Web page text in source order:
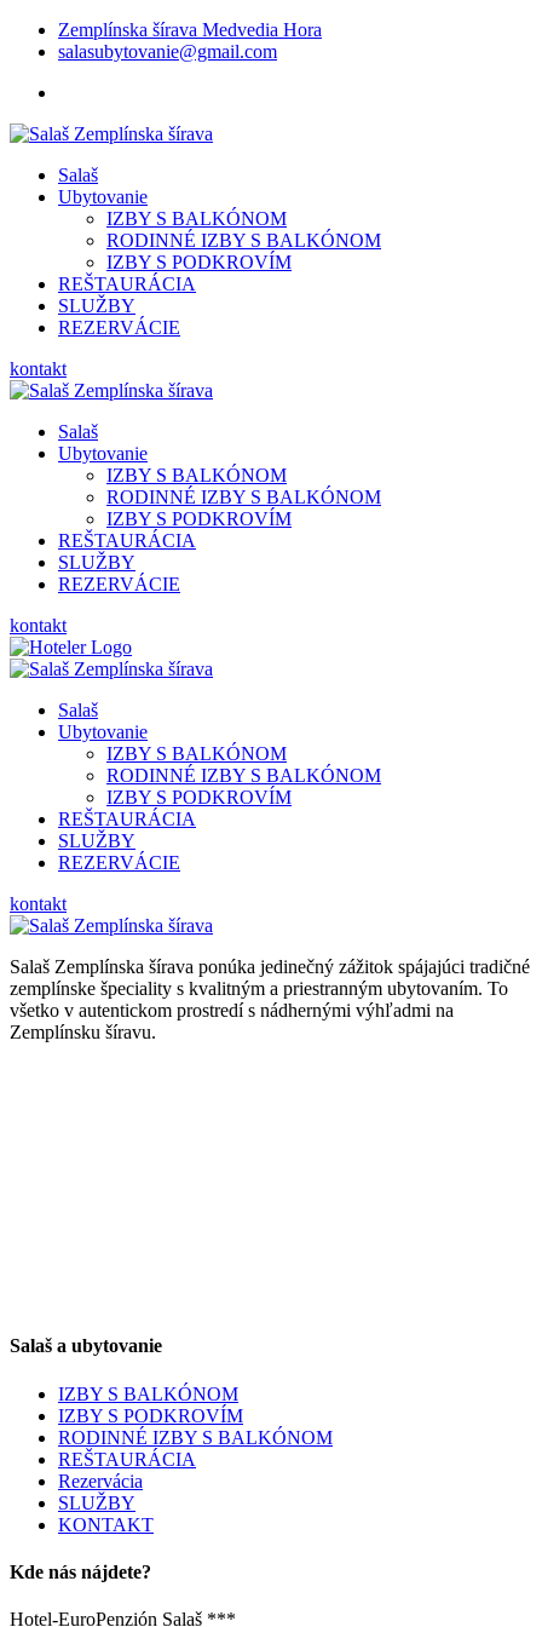
Zemplínska šírava Medvedia Hora
salasubytovanie@gmail.com
Salaš
Ubytovanie
IZBY S BALKÓNOM
RODINNÉ IZBY S BALKÓNOM
IZBY S PODKROVÍM
REŠTAURÁCIA
SLUŽBY
REZERVÁCIE
kontakt
Salaš
Ubytovanie
IZBY S BALKÓNOM
RODINNÉ IZBY S BALKÓNOM
IZBY S PODKROVÍM
REŠTAURÁCIA
SLUŽBY
REZERVÁCIE
kontakt
Salaš
Ubytovanie
IZBY S BALKÓNOM
RODINNÉ IZBY S BALKÓNOM
IZBY S PODKROVÍM
REŠTAURÁCIA
SLUŽBY
REZERVÁCIE
kontakt
Salaš Zemplínska šírava ponúka jedinečný zážitok spájajúci tradičné
zemplínske špeciality s kvalitným a priestranným ubytovaním. To
všetko v autentickom prostredí s nádhernými výhľadmi na
Zemplínsku šíravu.
Salaš a ubytovanie
IZBY S BALKÓNOM
IZBY S PODKROVÍM
RODINNÉ IZBY S BALKÓNOM
REŠTAURÁCIA
Rezervácia
SLUŽBY
KONTAKT
Kde nás nájdete?
Hotel-EuroPenzión Salaš ***